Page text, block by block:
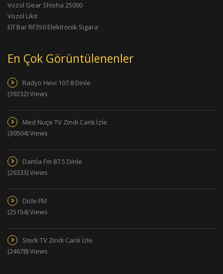
Vozol Gear Shisha 25000
Vozol Likit
Elf Bar RF350 Elektronik Sigara
En Çok Görüntülenenler
Radyo Hevi 107.8 Dinle
(39232) Views
Med Nuçe TV Zindi Canlı İzle
(30504) Views
Damla Fm 87.5 Dinle
(26333) Views
Dicle FM
(25154) Views
Sterk TV Zindi Canlı İzle
(24678) Views